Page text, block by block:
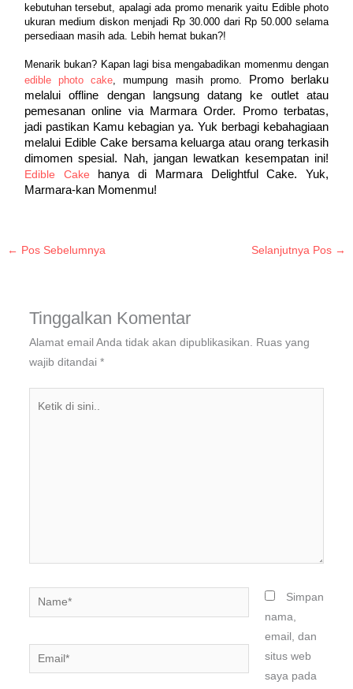
kebutuhan tersebut, apalagi ada promo menarik yaitu Edible photo
ukuran medium diskon menjadi Rp 30.000 dari Rp 50.000 selama
persediaan masih ada. Lebih hemat bukan?!
Menarik bukan? Kapan lagi bisa mengabadikan momenmu dengan
edible photo cake , mumpung masih promo.
Promo berlaku
melalui offline dengan langsung datang ke outlet atau
pemesanan online via Marmara Order. Promo terbatas,
jadi pastikan Kamu kebagian ya. Yuk berbagi kebahagiaan
melalui Edible Cake bersama keluarga atau orang terkasih
dimomen spesial. Nah, jangan lewatkan kesempatan ini!
Edible Cake
hanya di Marmara Delightful Cake. Yuk,
Marmara-kan Momenmu!
← Pos Sebelumnya Selanjutnya Pos →
Tinggalkan Komentar
Alamat email Anda tidak akan dipublikasikan.
Ruas yang
wajib ditandai *
Name*
Email*
Simpan
nama,
email, dan
situs web
saya pada